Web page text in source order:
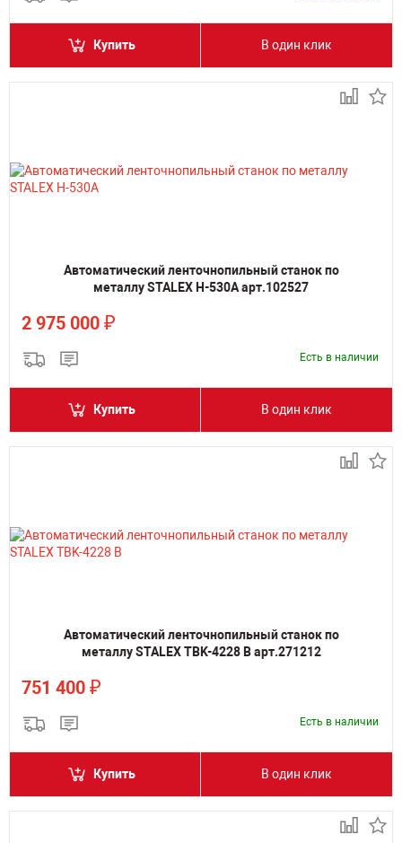
Купить В один клик
Автоматический ленточнопильный станок по
металлу STALEX H-530A арт.102527
2 975 000 ₽
Есть в наличии
Купить В один клик
Автоматический ленточнопильный станок по
металлу STALEX TBK-4228 B арт.271212
751 400 ₽
Есть в наличии
Купить В один клик